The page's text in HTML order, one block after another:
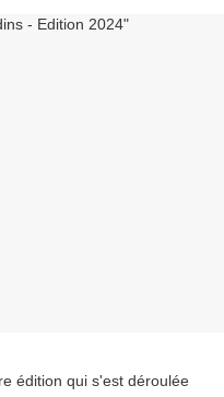
édition qui s'est déroulée